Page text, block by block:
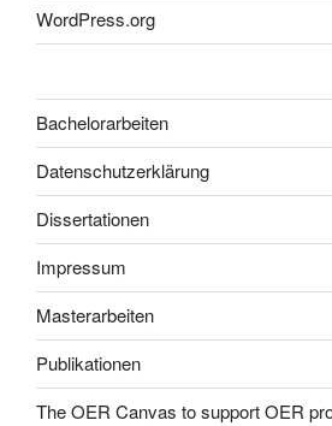
WordPress.org
Bachelorarbeiten
Datenschutzerklärung
Dissertationen
Impressum
Masterarbeiten
Publikationen
The OER Canvas to support OER